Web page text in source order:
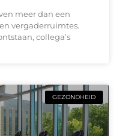
meer dan een
vergaderruimtes.
collega’s
GEZONDHEID